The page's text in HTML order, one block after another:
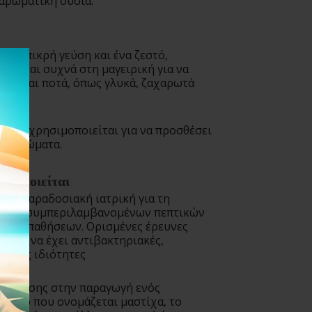
πικρή γεύση και ένα ζεστό,
συχνά στη μαγειρική για να
και ποτά, όπως γλυκά, ζαχαρωτά
χρησιμοποιείται για να προσθέσει
αρώματα.
παραδοσιακή ιατρική για τη
συμπεριλαμβανομένων πεπτικών
παθήσεων. Ορισμένες έρευνες
να έχει αντιβακτηριακές,
ιδιότητες
επίσης στην παραγωγή ενός
που ονομάζεται μαστίχα, το